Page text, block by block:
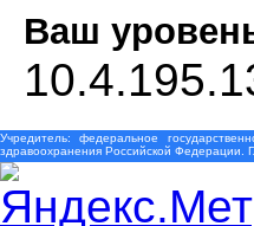
Ваш
Учредитель: федеральное
здравоохранения Российской Федерации.